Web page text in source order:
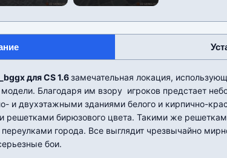
для CS 1.6замечательная локация,
Благодаря им взору игроков предстает
и двухэтажными зданиями белого и кирпично-
решетками бирюзового цвета. Такими же
города. Все выглядит чрезвычайно
бои.